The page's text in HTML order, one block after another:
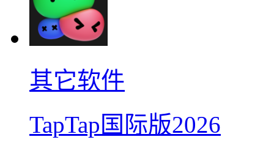
其它软件
TapTap国际版2026